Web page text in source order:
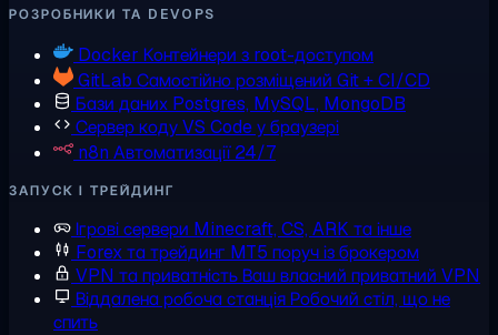
РОЗРОБНИКИ ТА DEVOPS
Docker Контейнери з root-доступом
GitLab Самостійно розміщений Git + CI/CD
Бази даних Postgres, MySQL, MongoDB
Сервер кодуVS Code у браузері
n8n Автоматизації 24/7
ЗАПУСК І ТРЕЙДИНГ
Ігрові сервери Minecraft, CS, ARK та інше
Forex та трейдинг MT5 поруч із брокером
VPN та приватністьВаш власний приватний VPN
Віддалена робоча станціяРобочий стіл, що не
спить